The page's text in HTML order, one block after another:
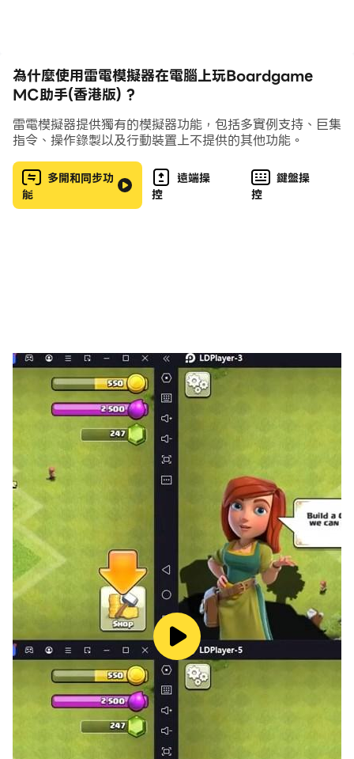
為什麼使用雷電模擬器在電腦上玩Boardgame
MC助手(香港版) ?
雷電模擬器提供獨有的模擬器功能，包括多實例支持、巨集
指令、操作錄製以及行動裝置上不提供的其他功能。
多開和同步功
能
遠端操
控
鍵盤操
控